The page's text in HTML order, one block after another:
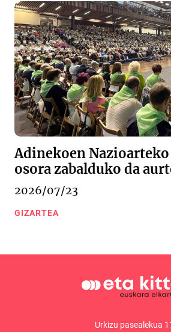
Adinekoen
osora zabalduko da
2026/07/23
GIZARTEA
Urkizu pasealekua